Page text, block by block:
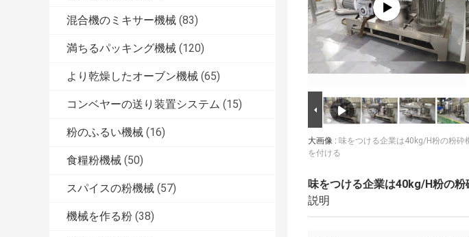
混合機のミキサー機械 (83)
満ちるパッキング機械 (120)
より乾燥したオーブン機械 (65)
コンベヤーの送り装置システム (15)
粉のふるい機械 (16)
食糧粉機械 (50)
スパイスの粉機械 (57)
機械を作る粉 (38)
大画像 : 味をつける企業は40kg/H粉の粉砕
を付ける
味をつける企業は40kg/H粉の粉
説明